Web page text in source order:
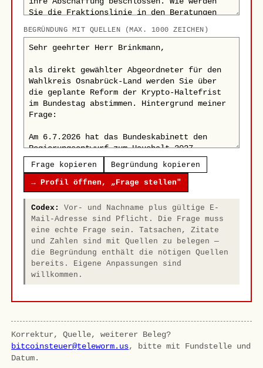
BEGRÜNDUNG MIT QUELLEN (MAX. 1000 ZEICHEN)
Frage kopieren Begründung kopieren
→ Profil öffnen, „Frage stellen"
Codex:
Vor- und Nachname plus gültige E-
Mail-Adresse sind Pflicht. Die Frage muss
eine echte Frage sein. Tatsachen, Zitate
und Zahlen sind mit Quellen zu belegen —
die Begründung enthält die nötigen Quellen
bereits. Eigene Anpassungen sind
willkommen.
Korrektur, Quelle, weiterer Beleg?
bitcoinsteuer@teleworm.us, bitte mit Fundstelle und
Datum.